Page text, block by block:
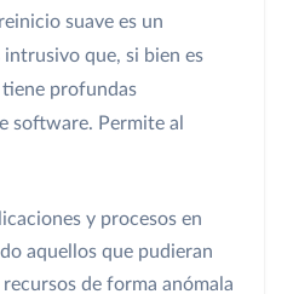
suave es un
que, si bien es
profundas
software. Permite al
y procesos en
aquellos que pudieran
de forma anómala